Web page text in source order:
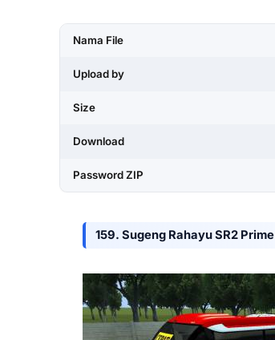
Nama File
Upload by
Size
Download
Password ZIP
159. Sugeng Rahayu SR2 Prime